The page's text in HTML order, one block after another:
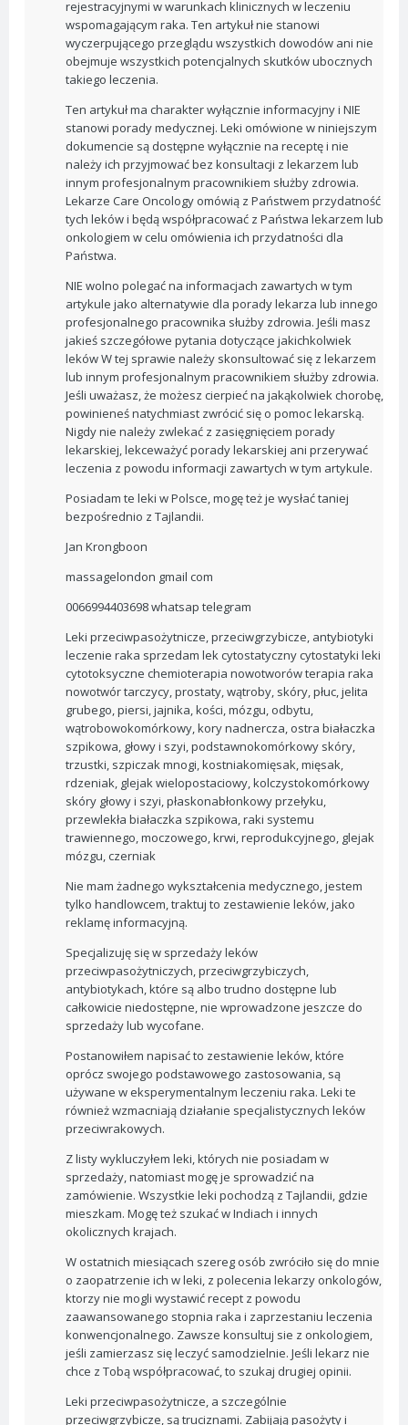
rejestracyjnymi w warunkach klinicznych w leczeniu
wspomagającym raka. Ten artykuł nie stanowi
wyczerpującego przeglądu wszystkich dowodów ani nie
obejmuje wszystkich potencjalnych skutków ubocznych
takiego leczenia.
Ten artykuł ma charakter wyłącznie informacyjny i NIE
stanowi porady medycznej. Leki omówione w niniejszym
dokumencie są dostępne wyłącznie na receptę i nie
należy ich przyjmować bez konsultacji z lekarzem lub
innym profesjonalnym pracownikiem służby zdrowia.
Lekarze Care Oncology omówią z Państwem przydatność
tych leków i będą współpracować z Państwa lekarzem lub
onkologiem w celu omówienia ich przydatności dla
Państwa.
NIE wolno polegać na informacjach zawartych w tym
artykule jako alternatywie dla porady lekarza lub innego
profesjonalnego pracownika służby zdrowia. Jeśli masz
jakieś szczegółowe pytania dotyczące jakichkolwiek
leków W tej sprawie należy skonsultować się z lekarzem
lub innym profesjonalnym pracownikiem służby zdrowia.
Jeśli uważasz, że możesz cierpieć na jakąkolwiek chorobę,
powinieneś natychmiast zwrócić się o pomoc lekarską.
Nigdy nie należy zwlekać z zasięgnięciem porady
lekarskiej, lekceważyć porady lekarskiej ani przerywać
leczenia z powodu informacji zawartych w tym artykule.
Posiadam te leki w Polsce, mogę też je wysłać taniej
bezpośrednio z Tajlandii.
Jan Krongboon
massagelondon gmail com
0066994403698 whatsap telegram
Leki przeciwpasożytnicze, przeciwgrzybicze, antybiotyki
leczenie raka sprzedam lek cytostatyczny cytostatyki leki
cytotoksyczne chemioterapia nowotworów terapia raka
nowotwór tarczycy, prostaty, wątroby, skóry, płuc, jelita
grubego, piersi, jajnika, kości, mózgu, odbytu,
wątrobowokomórkowy, kory nadnercza, ostra białaczka
szpikowa, głowy i szyi, podstawnokomórkowy skóry,
trzustki, szpiczak mnogi, kostniakomięsak, mięsak,
rdzeniak, glejak wielopostaciowy, kolczystokomórkowy
skóry głowy i szyi, płaskonabłonkowy przełyku,
przewlekła białaczka szpikowa, raki systemu
trawiennego, moczowego, krwi, reprodukcyjnego, glejak
mózgu, czerniak
Nie mam żadnego wykształcenia medycznego, jestem
tylko handlowcem, traktuj to zestawienie leków, jako
reklamę informacyjną.
Specjalizuję się w sprzedaży leków
przeciwpasożytniczych, przeciwgrzybiczych,
antybiotykach, które są albo trudno dostępne lub
całkowicie niedostępne, nie wprowadzone jeszcze do
sprzedaży lub wycofane.
Postanowiłem napisać to zestawienie leków, które
oprócz swojego podstawowego zastosowania, są
używane w eksperymentalnym leczeniu raka. Leki te
również wzmacniają działanie specjalistycznych leków
przeciwrakowych.
Z listy wykluczyłem leki, których nie posiadam w
sprzedaży, natomiast mogę je sprowadzić na
zamówienie. Wszystkie leki pochodzą z Tajlandii, gdzie
mieszkam. Mogę też szukać w Indiach i innych
okolicznych krajach.
W ostatnich miesiącach szereg osób zwróciło się do mnie
o zaopatrzenie ich w leki, z polecenia lekarzy onkologów,
ktorzy nie mogli wystawić recept z powodu
zaawansowanego stopnia raka i zaprzestaniu leczenia
konwencjonalnego. Zawsze konsultuj sie z onkologiem,
jeśli zamierzasz się leczyć samodzielnie. Jeśli lekarz nie
chce z Tobą współpracować, to szukaj drugiej opinii.
Leki przeciwpasożytnicze, a szczególnie
przeciwgrzybicze, są truciznami. Zabijają pasożyty i